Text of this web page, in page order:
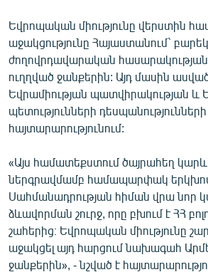
ՏԵՍԱՆՅՈՒԹԵՐ
ԲԱՆԱՎԵՃ
ՁԳՏԵԼՈՎ ԼԱՎԱԳՈՒՅՆԻՆ
ՓՈԴՔԱՍԹ
English
Русский
ՀԵՏԵՎԵՔ ՄԵԶ
Եվրոպական միությունը վերստին
աջակցությունը Հայաստանում`
ժողովրդավարական
ուղղված ջանքերին: Այդ մասին
Եվրամիության պատվիրակության և
պետությունների
հայտարարությունում:
«Այս համատեքստում ծայրահեղ
ներգրավմամբ համապարփակ
Սահմանադրության հիման վրա նոր
ձևավորման շուրջ, որը բխում է ՀՀ
շահերից։ Եվրոպական միությունը
աջակցել այդ հարցում նախագահ
ջանքերին», - նշված է